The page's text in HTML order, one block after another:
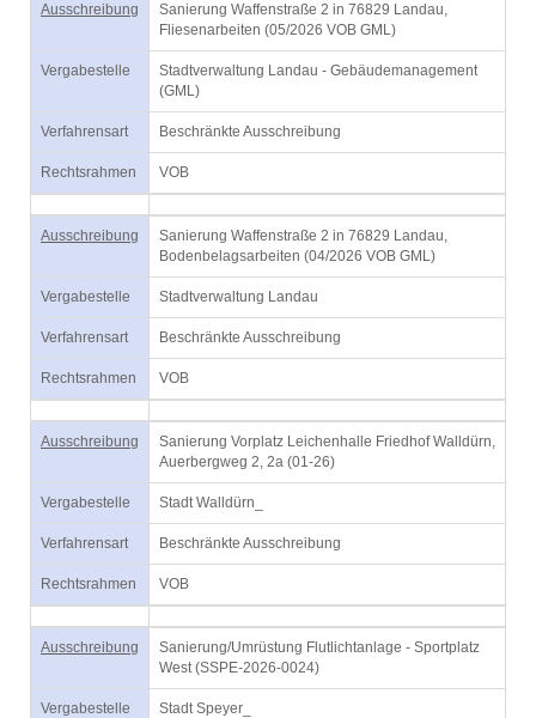
Ausschreibung
Sanierung Waffenstraße 2 in 76829 Landau,
Fliesenarbeiten (05/2026 VOB GML)
Vergabestelle
Stadtverwaltung Landau - Gebäudemanagement
(GML)
Verfahrensart Beschränkte Ausschreibung
Rechtsrahmen VOB
Ausschreibung
Sanierung Waffenstraße 2 in 76829 Landau,
Bodenbelagsarbeiten (04/2026 VOB GML)
Vergabestelle Stadtverwaltung Landau
Verfahrensart Beschränkte Ausschreibung
Rechtsrahmen VOB
Ausschreibung
Sanierung Vorplatz Leichenhalle Friedhof Walldürn,
Auerbergweg 2, 2a (01-26)
Vergabestelle Stadt Walldürn_
Verfahrensart Beschränkte Ausschreibung
Rechtsrahmen VOB
Ausschreibung
Sanierung/Umrüstung Flutlichtanlage - Sportplatz
West (SSPE-2026-0024)
Vergabestelle Stadt Speyer_